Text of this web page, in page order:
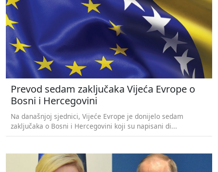
Prevod sedam zaključaka Vijeća Evrope o
Bosni i Hercegovini
Na današnjoj sjednici, Vijeće Evrope je donijelo sedam
zaključaka o Bosni i Hercegovini koji su napisani di...